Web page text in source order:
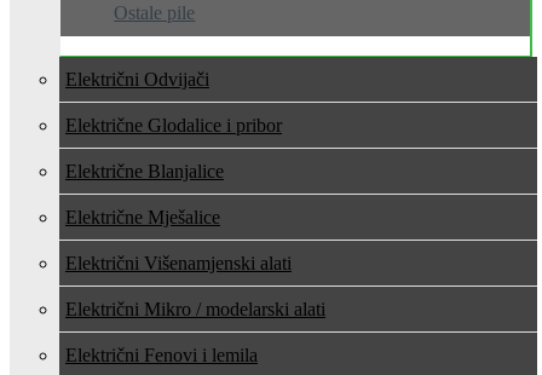
Ostale pile
Električni Odvijači
Električne Glodalice i pribor
Električne Blanjalice
Električne Mješalice
Električni Višenamjenski alati
Električni Mikro / modelarski alati
Električni Fenovi i lemila